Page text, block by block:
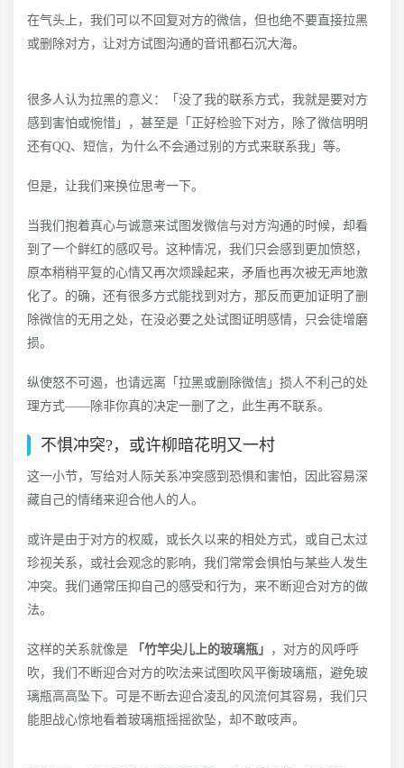
在气头上，我们可以不回复对方的微信，但也绝不要直接拉黑
或删除对方，让对方试图沟通的音讯都石沉大海。
很多人认为拉黑的意义：「没了我的联系方式，我就是要对方
感到害怕或惋惜」，甚至是「正好检验下对方，除了微信明明
还有QQ、短信，为什么不会通过别的方式来联系我」等。
但是，让我们来换位思考一下。
当我们抱着真心与诚意来试图发微信与对方沟通的时候，却看
到了一个鲜红的感叹号。这种情况，我们只会感到更加愤怒，
原本稍稍平复的心情又再次烦躁起来，矛盾也再次被无声地激
化了。的确，还有很多方式能找到对方，那反而更加证明了删
除微信的无用之处，在没必要之处试图证明感情，只会徒增磨
损。
纵使怒不可遏，也请远离「拉黑或删除微信」损人不利己的处
理方式——除非你真的决定一删了之，此生再不联系。
不惧冲突?，或许柳暗花明又一村
这一小节，写给对人际关系冲突感到恐惧和害怕，因此容易深
藏自己的情绪来迎合他人的人。
或许是由于对方的权威，或长久以来的相处方式，或自己太过
珍视关系，或社会观念的影响，我们常常会惧怕与某些人发生
冲突。我们通常压抑自己的感受和行为，来不断迎合对方的做
法。
这样的关系就像是 「竹竿尖儿上的玻璃瓶」
，对方的风呼呼
吹，我们不断迎合对方的吹法来试图吹风平衡玻璃瓶，避免玻
璃瓶高高坠下。可是不断去迎合凌乱的风流何其容易，我们只
能胆战心惊地看着玻璃瓶摇摇欲坠，却不敢吱声。